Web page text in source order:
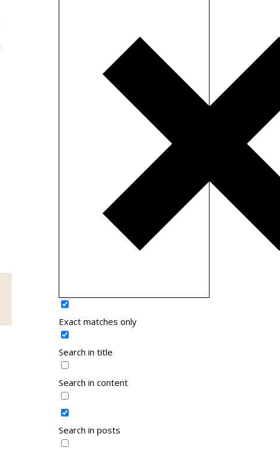
Exact matches only
Search in title
Search in content
Search in posts